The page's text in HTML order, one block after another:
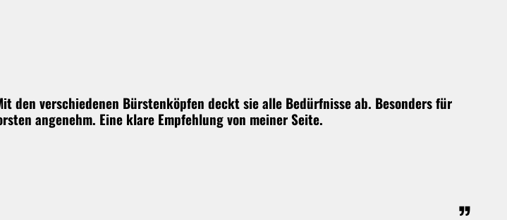
den verschiedenen Bürstenköpfen deckt sie alle Bedürfnisse ab. Besonders für
angenehm. Eine klare Empfehlung von meiner Seite.